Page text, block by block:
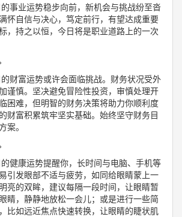
事业运势稳步向前，新机会与挑战纷至沓
怀自信与决心，笃定前行，有望达成重要
，持之以恒，今日将是职业道路上的一次
财富运势或许会面临挑战。财务状况受外
谨慎。坚决避免冒险性投资，审慎处理开
困难，但明智的财务决策将助力你顺利度
财富积累筑牢坚实基础。始终坚守财务目
案。
健康运势提醒你，长时间与电脑、手机等
引发眼部不适与疲劳，如同给眼睛蒙上一
亮的双眸，建议每隔一段时间，让眼睛暂
睛，静静地放松一会儿；或是进行一些简
比如远近焦点快速转换，让眼睛的睫状肌